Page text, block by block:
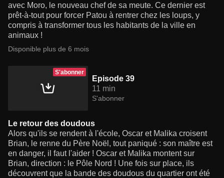
avec Moro, le nouveau chef de sa meute. Ce dernier est
prêt-à-tout pour forcer Patou à rentrer chez les loups, y
compris à transformer tous les habitants de la ville en
animaux !
Disponible plus de 6 mois
S'abonner
Episode 39
11 min
S'abonner
Le retour des doudous
Alors qu'ils se rendent à l'école, Oscar et Malika croisent
Brian, le renne du Père Noël, tout paniqué : son maître est
en danger, il faut l'aider ! Oscar et Malika montent sur
Brian, direction : le Pôle Nord ! Une fois sur place, ils
découvrent que la bande des doudous du quartier ont été